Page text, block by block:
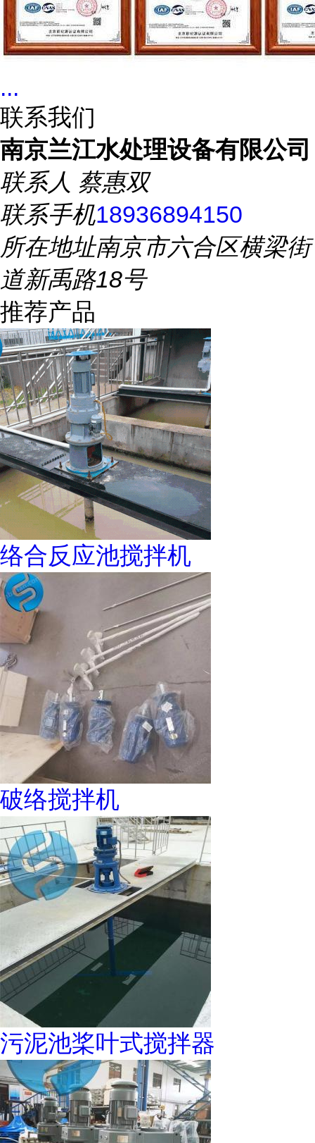
...
联系我们
南京兰江水处理设备有限公司
联系人 蔡惠双
联系手机18936894150
所在地址南京市六合区横梁街
道新禹路18号
推荐产品
络合反应池搅拌机
破络搅拌机
污泥池桨叶式搅拌器